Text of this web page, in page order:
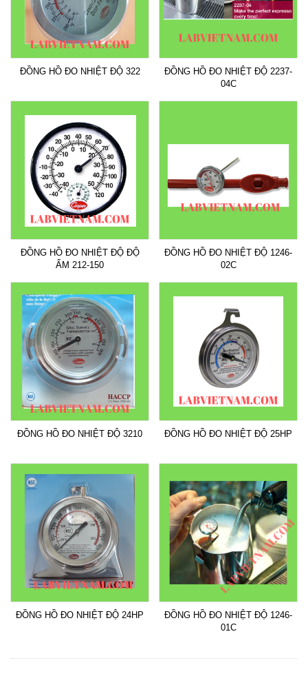
ĐỒNG HỒ ĐO NHIỆT ĐỘ 322
ĐỒNG HỒ ĐO NHIỆT ĐỘ 2237-
04C
ĐỒNG HỒ ĐO NHIỆT ĐỘ ĐỘ
ẨM 212-150
ĐỒNG HỒ ĐO NHIỆT ĐỘ 1246-
02C
ĐỒNG HỒ ĐO NHIỆT ĐỘ 3210 ĐỒNG HỒ ĐO NHIỆT ĐỘ 25HP
ĐỒNG HỒ ĐO NHIỆT ĐỘ 24HP
ĐỒNG HỒ ĐO NHIỆT ĐỘ 1246-
01C